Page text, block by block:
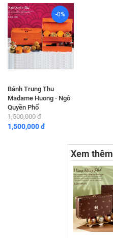
-0%
Bánh Trung Thu
Madame Huong - Ngô
Quyền Phố
1,500,000 đ
1,500,000 đ
Xem thêm